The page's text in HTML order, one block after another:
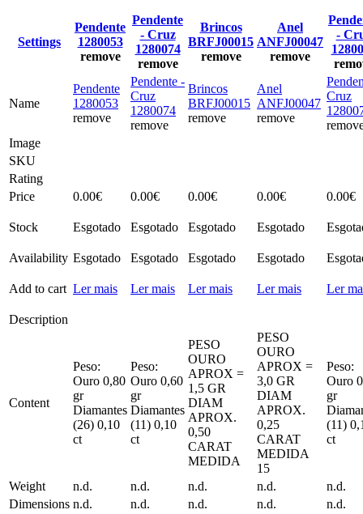
Settings
Pendente
1280053
remove
Pendente
- Cruz
1280074
remove
Brincos
BRFJ00015
remove
Anel
ANFJ00047
remove
-
Name
Pendente
1280053
remove
Pendente -
Cruz
1280074
remove
Brincos
BRFJ00015
remove
Anel
ANFJ00047
remove
Cruz
Image
SKU
Rating
Price
0.00€ 0.00€ 0.00€ 0.00€ 0.00€
Stock Esgotado Esgotado Esgotado Esgotado
Availability Esgotado Esgotado Esgotado Esgotado
Add to cart Ler mais Ler mais Ler mais Ler mais Ler
Description
Content
Peso:
Ouro 0,80
gr
Diamantes
(26) 0,10
ct
Peso:
Ouro 0,60
gr
Diamantes
(11) 0,10
ct
PESO
OURO
APROX =
1,5 GR
DIAM
APROX.
0,50
CARAT
MEDIDA
PESO
OURO
APROX =
3,0 GR
DIAM
APROX.
0,25
CARAT
MEDIDA
15
Peso:
Ouro
gr
(11)
ct
Weight n.d. n.d. n.d. n.d.
n.d.
Dimensions n.d. n.d. n.d. n.d.
n.d.